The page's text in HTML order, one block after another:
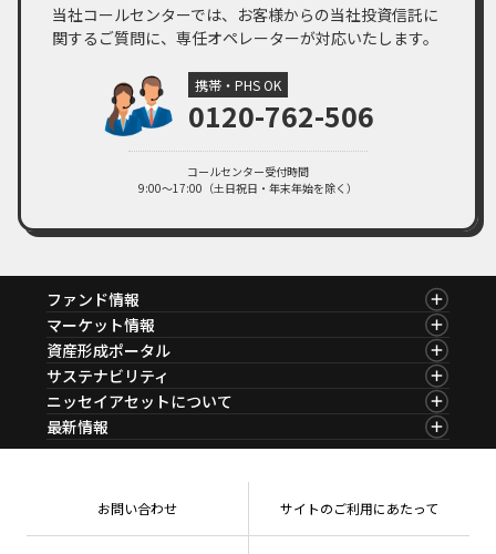
当社コールセンターでは、お客様からの当社投資信託に
関するご質問に、専任オペレーターが対応いたします。
携帯・PHS OK
0120-762-506
コールセンター受付時間
9:00～17:00（土日祝日・年末年始を除く）
ファンド情報
ファンド情報TOP
基準価額一覧
ファンド検索
ファンド比較
決算カレンダー
海外休日カレンダー
投資信託新商品のご案内
ちょこっと3分！ファンドシアター
有価証券届出書の効力の発生の有無について
こだわりのインデックスファンド 購入・換金手数料
なしシリーズ
マーケット情報
マーケット情報TOP
マーケット指数
マーケットレポート
コラム
ファンドレポート
資産形成ポータル
資産形成ポータルTOP
資産形成サービス
Nダイレクト
資産形成サポート
NAMシティ
サステナビリティ
サステナビリティTOP
サステナビリティ経営
サステナブル投資
ニッセイアセットについて
ニッセイアセットについてTOP
会社情報
方針・その他開示情報
公式キャラクターのご紹介
最新情報
マーケットニュース
メディアお問い合わせ サイトのご利用にあたって